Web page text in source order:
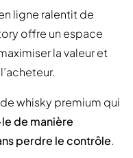
ligne ralentit de
offre un espace
la valeur et
whisky premium qui
de manière
perdre le contrôle.